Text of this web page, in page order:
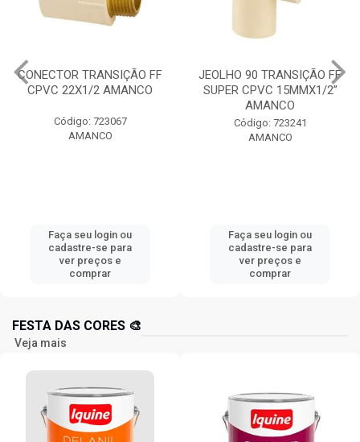
CONECTOR TRANSIÇÃO FF
CPVC 22X1/2 AMANCO
Código: 723067
AMANCO
Faça seu login ou
cadastre-se para
ver preços e
comprar
JEOLHO 90 TRANSIÇÃO FF
SUPER CPVC 15MMX1/2”
AMANCO
Código: 723241
AMANCO
Faça seu login ou
cadastre-se para
ver preços e
comprar
FESTA DAS CORES 🎨
Veja mais